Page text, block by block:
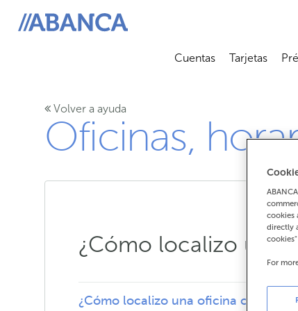
ABANCA
Cuentas
Abrir submenú
Tarjetas
Volver a ayuda
Oficinas,
¿Cómo localizo una
¿Cómo localizo una oficina o cajero
cookies
directly
For